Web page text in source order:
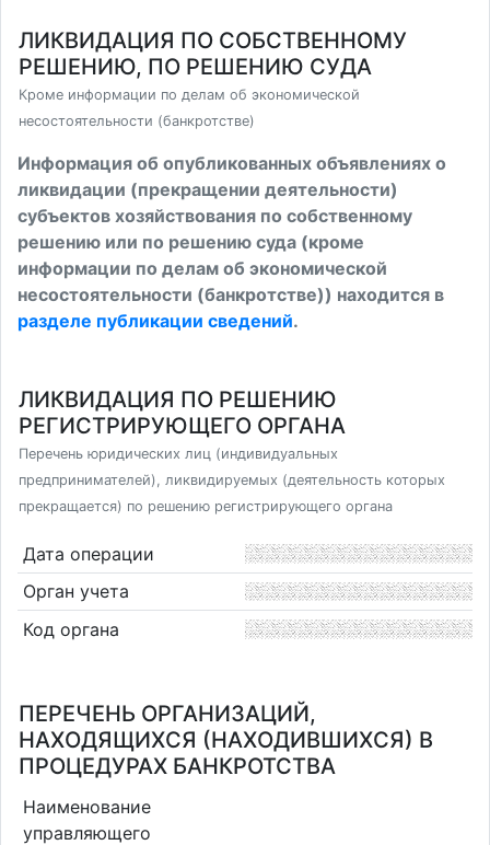
ЛИКВИДАЦИЯ ПО СОБСТВЕННОМУ
РЕШЕНИЮ, ПО РЕШЕНИЮ СУДА
Кроме информации по делам об экономической
несостоятельности (банкротстве)
Информация об опубликованных объявлениях о
ликвидации (прекращении деятельности)
субъектов хозяйствования по собственному
решению или по решению суда (кроме
информации по делам об экономической
несостоятельности (банкротстве)) находится в
разделе публикации сведений.
ЛИКВИДАЦИЯ ПО РЕШЕНИЮ
РЕГИСТРИРУЮЩЕГО ОРГАНА
Перечень юридических лиц (индивидуальных
предпринимателей), ликвидируемых (деятельность которых
прекращается) по решению регистрирующего органа
Дата операции
Орган учета
Код органа
ПЕРЕЧЕНЬ ОРГАНИЗАЦИЙ,
НАХОДЯЩИХСЯ (НАХОДИВШИХСЯ) В
ПРОЦЕДУРАХ БАНКРОТСТВА
Наименование
управляющего